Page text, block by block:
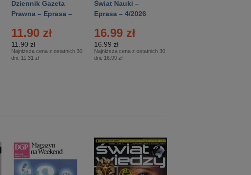
Dziennik Gazeta
Prawna – Eprasa –
11.90 zł
11.90 zł
Najniższa cena z ostatnich 30
dni: 11.31 zł
Świat Nauki –
Eprasa – 4/2026
16.99 zł
16.99 zł
Najniższa cena z ostatnich 30
dni: 16.99 zł